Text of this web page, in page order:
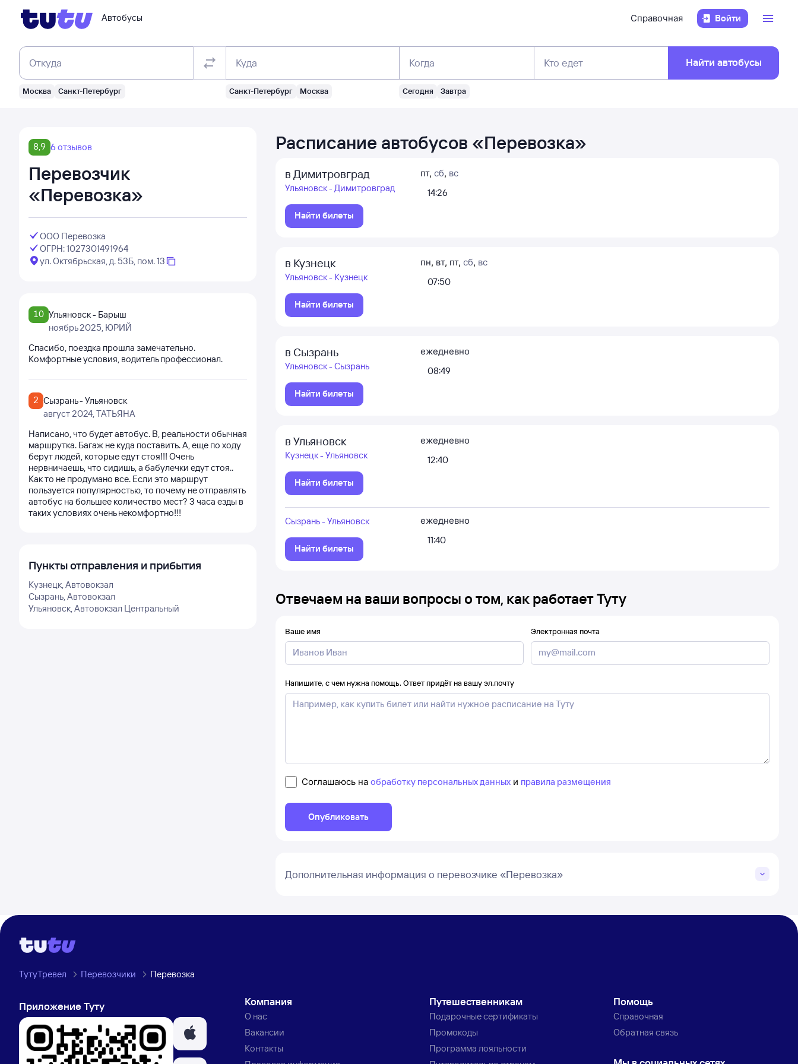
Автобусы Справочная Войти
Откуда
Москва Санкт-Петербург
Куда
Санкт-Петербург Москва
Когда
Сегодня Завтра
Кто едет Найти автобусы
8,9 6 отзывов
Перевозчик
«Перевозка»
ООО Перевозка
ОГРН: 1027301491964
ул. Октябрьская, д. 53Б, пом. 13
Расписание автобусов «Перевозка»
в Димитровград
Ульяновск - Димитровград
Найти билеты
пт, сб, вс
14:26
в Кузнецк
Ульяновск - Кузнецк
Найти билеты
пн, вт, пт, сб, вс
07:50
в Сызрань
Ульяновск - Сызрань
Найти билеты
ежедневно
08:49
в Ульяновск
Кузнецк - Ульяновск
Найти билеты
ежедневно
12:40
Сызрань - Ульяновск
Найти билеты
ежедневно
11:40
Отвечаем на ваши вопросы о том, как работает Туту
Ваше имя Электронная почта
Напишите, с чем нужна помощь. Ответ придёт на вашу эл.почту
Соглашаюсь на обработку персональных данных и правила размещения
Опубликовать
Дополнительная информация о перевозчике «Перевозка»
10 Ульяновск - Барыш
ноябрь 2025, ЮРИЙ
Спасибо, поездка прошла замечательно.
Комфортные условия, водитель профессионал.
2 Сызрань - Ульяновск
август 2024, ТАТЬЯНА
Написано, что будет автобус. В, реальности обычная
маршрутка. Багаж не куда поставить. А, еще по ходу
берут людей, которые едут стоя!!! Очень
нервничаешь, что сидишь, а бабулечки едут стоя..
Как то не продумано все. Если это маршрут
пользуется популярностью, то почему не отправлять
автобус на большее количество мест? 3 часа езды в
таких условиях очень некомфортно!!!
Пункты отправления и прибытия
Кузнецк, Автовокзал
Сызрань, Автовокзал
Ульяновск, Автовокзал Центральный
ТутуТревел Перевозчики Перевозка
Приложение Туту Компания
О нас
Вакансии
Контакты
Путешественникам
Подарочные сертификаты
Промокоды
Программа лояльности
Помощь
Справочная
Обратная связь